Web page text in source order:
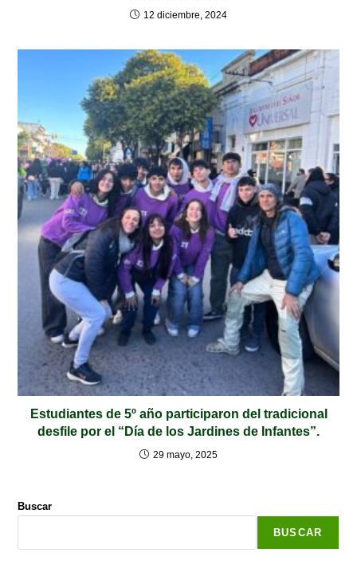
12 diciembre, 2024
Estudiantes de 5º año participaron del tradicional
desfile por el “Día de los Jardines de Infantes”.
29 mayo, 2025
Buscar
BUSCAR